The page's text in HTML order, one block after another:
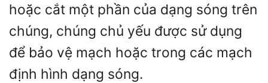
hoặc cắt một phần của dạng sóng trên
chúng, chúng chủ yếu được sử dụng
để bảo vệ mạch hoặc trong các mạch
định hình dạng sóng.